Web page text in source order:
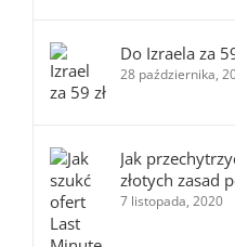
Do Izraela za
28 października,
Jak
złotych zasad
7 listopada, 2020